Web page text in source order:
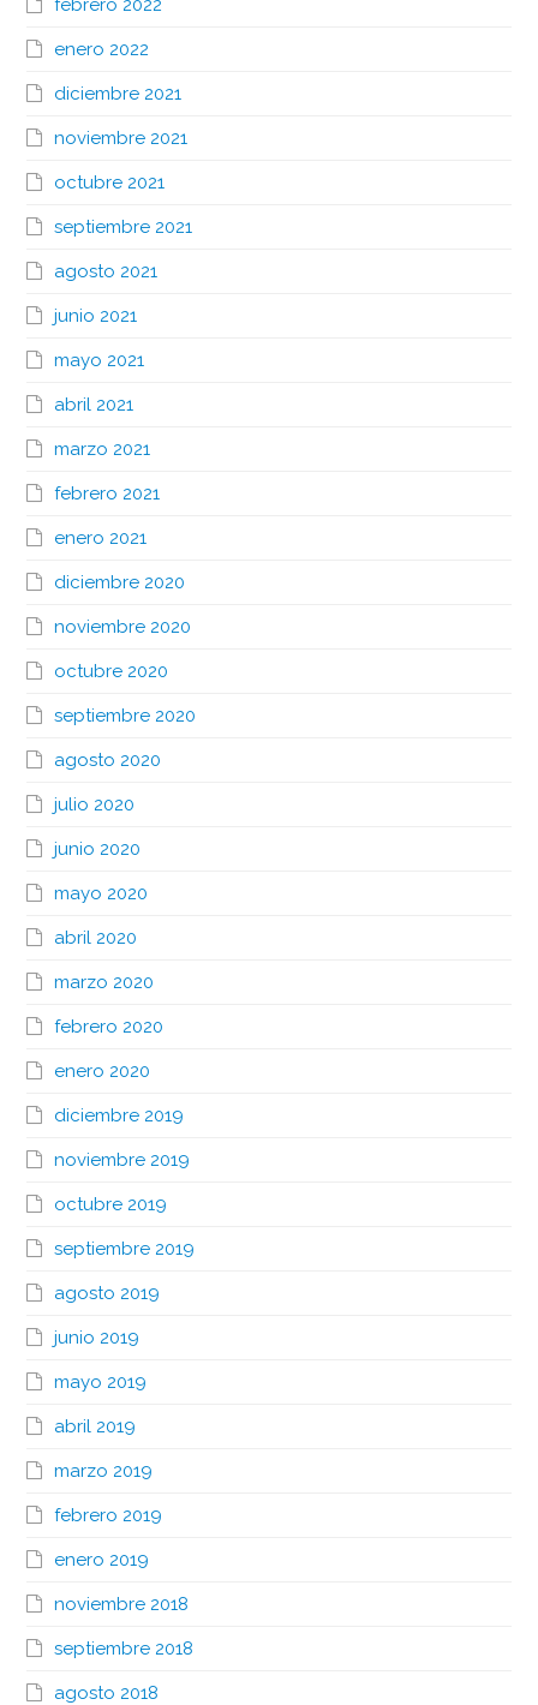
febrero 2022
enero 2022
diciembre 2021
noviembre 2021
octubre 2021
septiembre 2021
agosto 2021
junio 2021
mayo 2021
abril 2021
marzo 2021
febrero 2021
enero 2021
diciembre 2020
noviembre 2020
octubre 2020
septiembre 2020
agosto 2020
julio 2020
junio 2020
mayo 2020
abril 2020
marzo 2020
febrero 2020
enero 2020
diciembre 2019
noviembre 2019
octubre 2019
septiembre 2019
agosto 2019
junio 2019
mayo 2019
abril 2019
marzo 2019
febrero 2019
enero 2019
noviembre 2018
septiembre 2018
agosto 2018